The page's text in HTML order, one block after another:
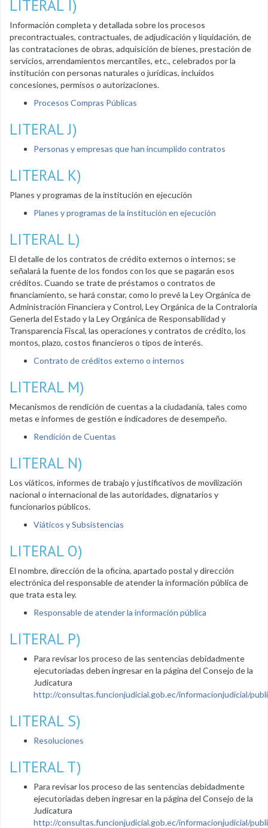
LITERAL I)
Información completa y detallada sobre los procesos
precontractuales, contractuales, de adjudicación y liquidación, de
las contrataciones de obras, adquisición de bienes, prestación de
servicios, arrendamientos mercantiles, etc., celebrados por la
institución con personas naturales o jurídicas, incluidos
concesiones, permisos o autorizaciones.
Procesos Compras Públicas
LITERAL J)
Personas y empresas que han incumplido contratos
LITERAL K)
Planes y programas de la institución en ejecución
Planes y programas de la institución en ejecución
LITERAL L)
El detalle de los contratos de crédito externos o internos; se
señalará la fuente de los fondos con los que se pagarán esos
créditos. Cuando se trate de préstamos o contratos de
financiamiento, se hará constar, como lo prevé la Ley Orgánica de
Administración Financiera y Control, Ley Orgánica de la Contraloría
Generla del Estado y la Ley Orgánica de Responsabilidad y
Transparencia Fiscal, las operaciones y contratos de crédito, los
montos, plazo, costos financieros o tipos de interés.
Contrato de créditos externo o internos
LITERAL M)
Mecanismos de rendición de cuentas a la ciudadanía, tales como
metas e informes de gestión e indicadores de desempeño.
Rendición de Cuentas
LITERAL N)
Los viáticos, informes de trabajo y justificativos de movilización
nacional o internacional de las autoridades, dignatarios y
funcionarios públicos.
Viáticos y Subsistencias
LITERAL O)
El nombre, dirección de la oficina, apartado postal y dirección
electrónica del responsable de atender la información pública de
que trata esta ley.
Responsable de atender la información pública
LITERAL P)
Para revisar los proceso de las sentencias debidadmente
ejecutoriadas deben ingresar en la página del Consejo de la
Judicatura
http://consultas.funcionjudicial.gob.ec/informacionjudicial/
LITERAL S)
Resoluciones
LITERAL T)
Para revisar los proceso de las sentencias debidadmente
ejecutoriadas deben ingresar en la página del Consejo de la
Judicatura
http://consultas.funcionjudicial.gob.ec/informacionjudicial/